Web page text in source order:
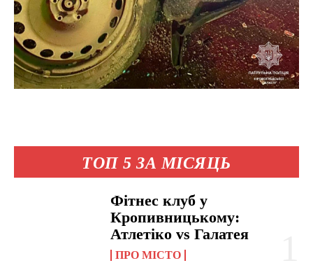
ТОП 5 ЗА МІСЯЦЬ
Фітнес клуб у
Кропивницькому:
Атлетіко vs Галатея
ПРО МІСТО